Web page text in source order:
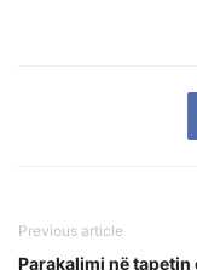
Previous article
Parakalimi në tapetin